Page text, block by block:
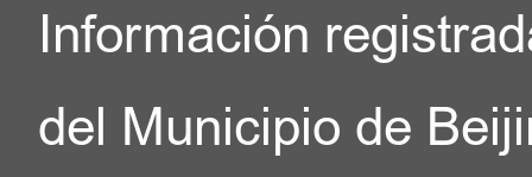
Información
del Municipio de